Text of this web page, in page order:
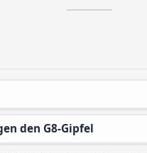
den G8-Gipfel